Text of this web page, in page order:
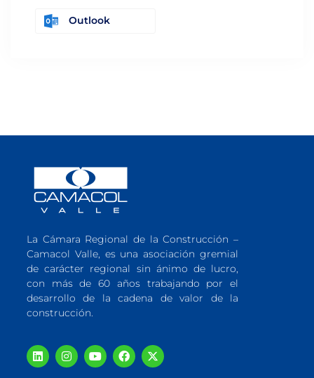
Outlook
La Cámara Regional de la Construcción –
Camacol Valle, es una asociación gremial
de carácter regional sin ánimo de lucro,
con más de 60 años trabajando por el
desarrollo de la cadena de valor de la
construcción.